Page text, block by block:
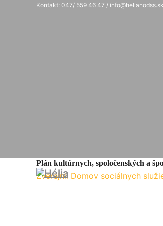
Kontakt: 047/ 559 46 47 / info@helianodss.sk
Plán kultúrnych, spoločenských a
Zverejnil Domov sociálnych